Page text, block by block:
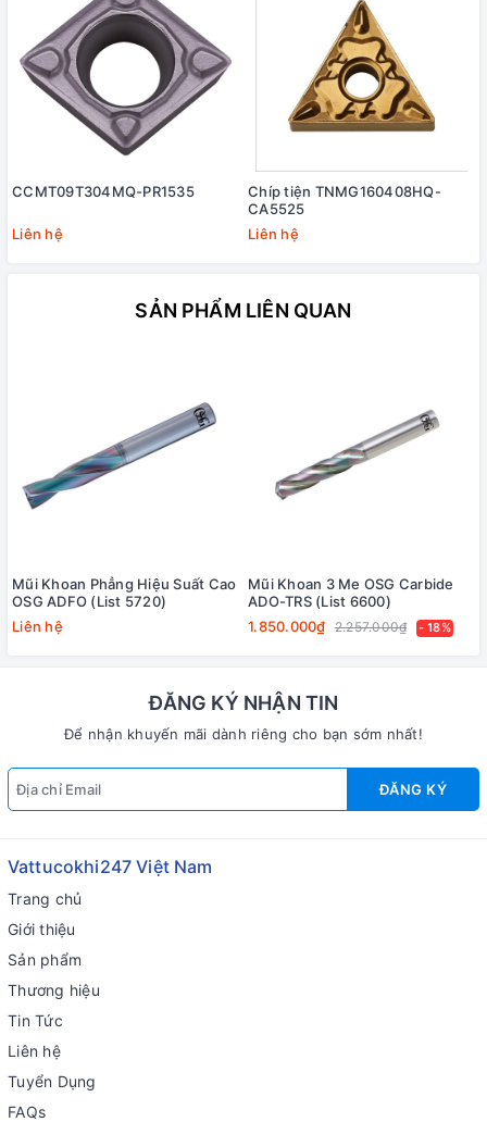
CCMT09T304MQ-PR1535
Liên hệ
Chíp tiện TNMG160408HQ-
CA5525
Liên hệ
SẢN PHẨM LIÊN QUAN
Mũi Khoan Phẳng Hiệu Suất Cao
OSG ADFO (List 5720)
Liên hệ
Mũi Khoan 3 Me OSG Carbide
ADO-TRS (List 6600)
1.850.000₫ 2.257.000₫ - 18%
ĐĂNG KÝ NHẬN TIN
Để nhận khuyến mãi dành riêng cho bạn sớm nhất!
ĐĂNG KÝ
Vattucokhi247 Việt Nam
Trang chủ
Giới thiệu
Sản phẩm
Thương hiệu
Tin Tức
Liên hệ
Tuyển Dụng
FAQs